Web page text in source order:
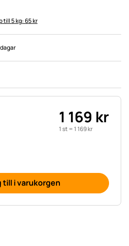
till 5 kg: 65 kr
1 169 kr
1 st =1 169kr
till i varukorgen